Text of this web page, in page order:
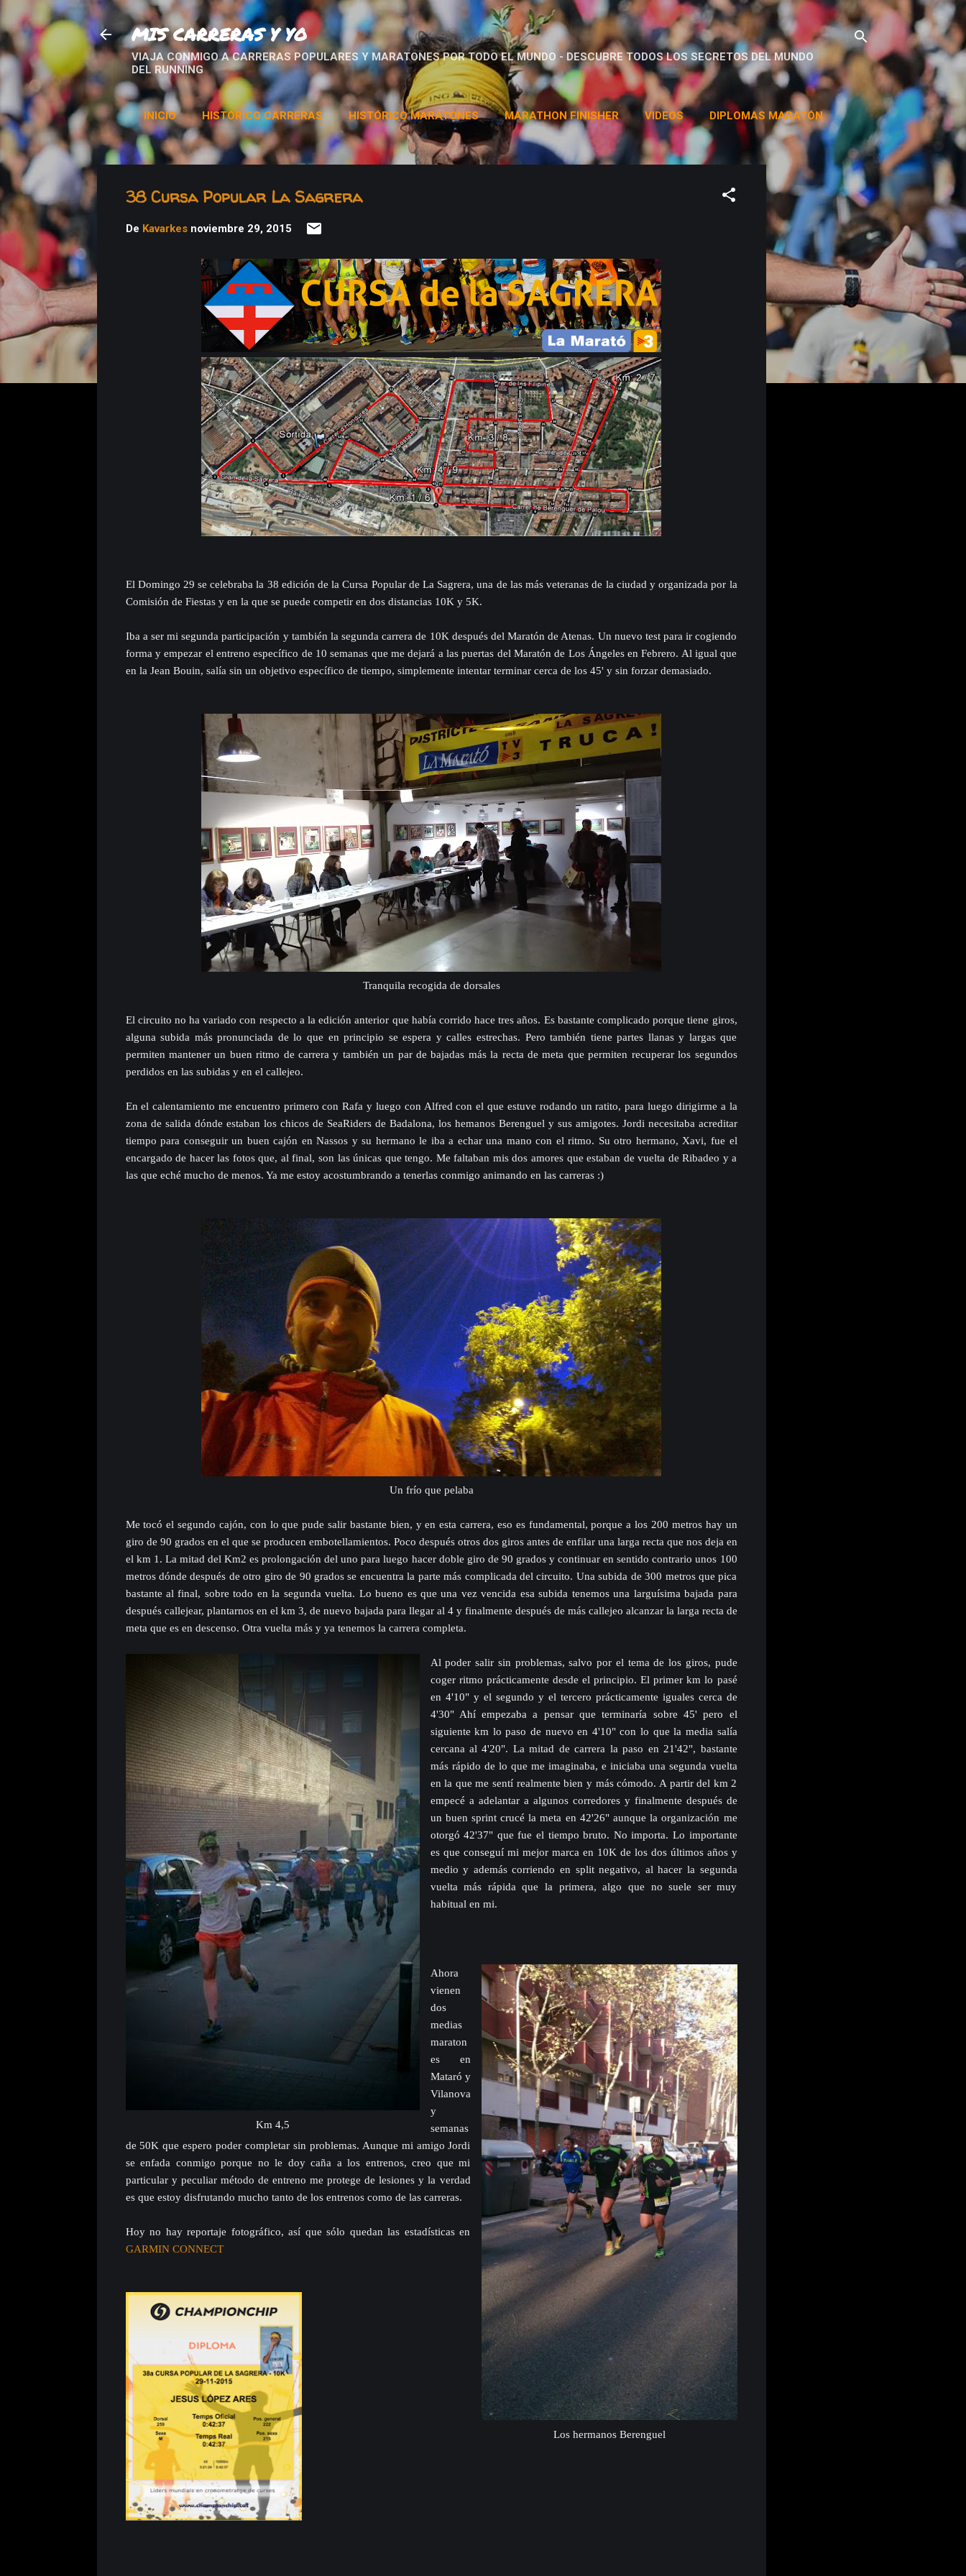
Ir al contenido principal
MIS CARRERAS Y YO
VIAJA CONMIGO A CARRERAS POPULARES Y MARATONES POR TODO EL MUNDO - DESCUBRE TODOS LOS SECRETOS DEL MUNDO
DEL RUNNING
INICIO HISTÓRICO CARRERAS HISTÓRICO MARATONES MARATHON FINISHER VIDEOS DIPLOMAS MARATÓN
DORSALES MÁS… LLIGA CHAMPIONCHIP
38 Cursa Popular La Sagrera
De Kavarkes noviembre 29, 2015
El Domingo 29 se celebraba la 38 edición de la Cursa Popular de La Sagrera, una de las más veteranas de la ciudad y organizada por la
Comisión de Fiestas y en la que se puede competir en dos distancias 10K y 5K.
Iba a ser mi segunda participación y también la segunda carrera de 10K después del Maratón de Atenas. Un nuevo test para ir cogiendo
forma y empezar el entreno específico de 10 semanas que me dejará a las puertas del Maratón de Los Ángeles en Febrero. Al igual que
en la Jean Bouin, salía sin un objetivo específico de tiempo, simplemente intentar terminar cerca de los 45' y sin forzar demasiado.
Tranquila recogida de dorsales
El circuito no ha variado con respecto a la edición anterior que había corrido hace tres años. Es bastante complicado porque tiene giros,
alguna subida más pronunciada de lo que en principio se espera y calles estrechas. Pero también tiene partes llanas y largas que
permiten mantener un buen ritmo de carrera y también un par de bajadas más la recta de meta que permiten recuperar los segundos
perdidos en las subidas y en el callejeo.
En el calentamiento me encuentro primero con Rafa y luego con Alfred con el que estuve rodando un ratito, para luego dirigirme a la
zona de salida dónde estaban los chicos de SeaRiders de Badalona, los hemanos Berenguel y sus amigotes. Jordi necesitaba acreditar
tiempo para conseguir un buen cajón en Nassos y su hermano le iba a echar una mano con el ritmo. Su otro hermano, Xavi, fue el
encargado de hacer las fotos que, al final, son las únicas que tengo. Me faltaban mis dos amores que estaban de vuelta de Ribadeo y a
las que eché mucho de menos. Ya me estoy acostumbrando a tenerlas conmigo animando en las carreras :)
Un frío que pelaba
Me tocó el segundo cajón, con lo que pude salir bastante bien, y en esta carrera, eso es fundamental, porque a los 200 metros hay un
giro de 90 grados en el que se producen embotellamientos. Poco después otros dos giros antes de enfilar una larga recta que nos deja en
el km 1. La mitad del Km2 es prolongación del uno para luego hacer doble giro de 90 grados y continuar en sentido contrario unos 100
metros dónde después de otro giro de 90 grados se encuentra la parte más complicada del circuito. Una subida de 300 metros que pica
bastante al final, sobre todo en la segunda vuelta. Lo bueno es que una vez vencida esa subida tenemos una larguísima bajada para
después callejear, plantarnos en el km 3, de nuevo bajada para llegar al 4 y finalmente después de más callejeo alcanzar la larga recta de
meta que es en descenso. Otra vuelta más y ya tenemos la carrera completa.
Km 4,5
Al poder salir sin problemas, salvo por el tema de los giros, pude
coger ritmo prácticamente desde el principio. El primer km lo pasé
en 4'10" y el segundo y el tercero prácticamente iguales cerca de
4'30" Ahí empezaba a pensar que terminaría sobre 45' pero el
siguiente km lo paso de nuevo en 4'10" con lo que la media salía
cercana al 4'20". La mitad de carrera la paso en 21'42", bastante
más rápido de lo que me imaginaba, e iniciaba una segunda vuelta
en la que me sentí realmente bien y más cómodo. A partir del km 2
empecé a adelantar a algunos corredores y finalmente después de
un buen sprint crucé la meta en 42'26" aunque la organización me
otorgó 42'37" que fue el tiempo bruto. No importa. Lo importante
es que conseguí mi mejor marca en 10K de los dos últimos años y
medio y además corriendo en split negativo, al hacer la segunda
vuelta más rápida que la primera, algo que no suele ser muy
habitual en mi.
Los hermanos Berenguel
Ahora
vienen
dos
medias
maraton
es en
Mataró y
Vilanova
y
semanas
de 50K que espero poder completar sin problemas. Aunque mi amigo Jordi
se enfada conmigo porque no le doy caña a los entrenos, creo que mi
particular y peculiar método de entreno me protege de lesiones y la verdad
es que estoy disfrutando mucho tanto de los entrenos como de las carreras.
Hoy no hay reportaje fotográfico, así que sólo quedan las estadísticas en
GARMIN CONNECT